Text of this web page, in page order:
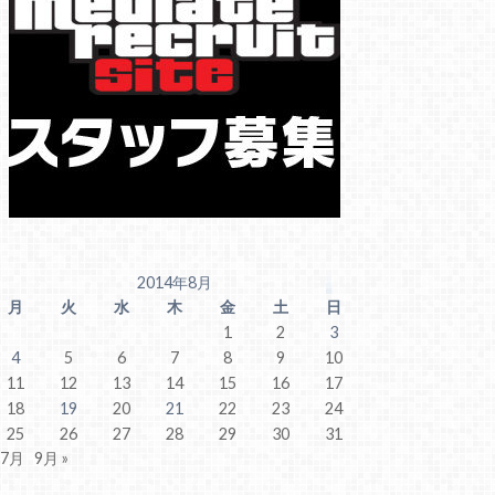
2014年8月
月
火 水 木 金 土
日
1
2
3
4
5 6 7 8 9
10
11
12 13 14 15 16
17
18
19 20 21 22 23
24
25
26 27 28 29 30
31
月
9月 »